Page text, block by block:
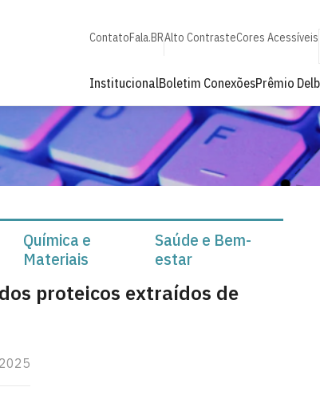
ContatoFala.BRAlto ContrasteCores Acessíveis
InstitucionalBoletim ConexõesPrêmio
Química e
Materiais
Saúde e Bem-
estar
proteicos extraídos de